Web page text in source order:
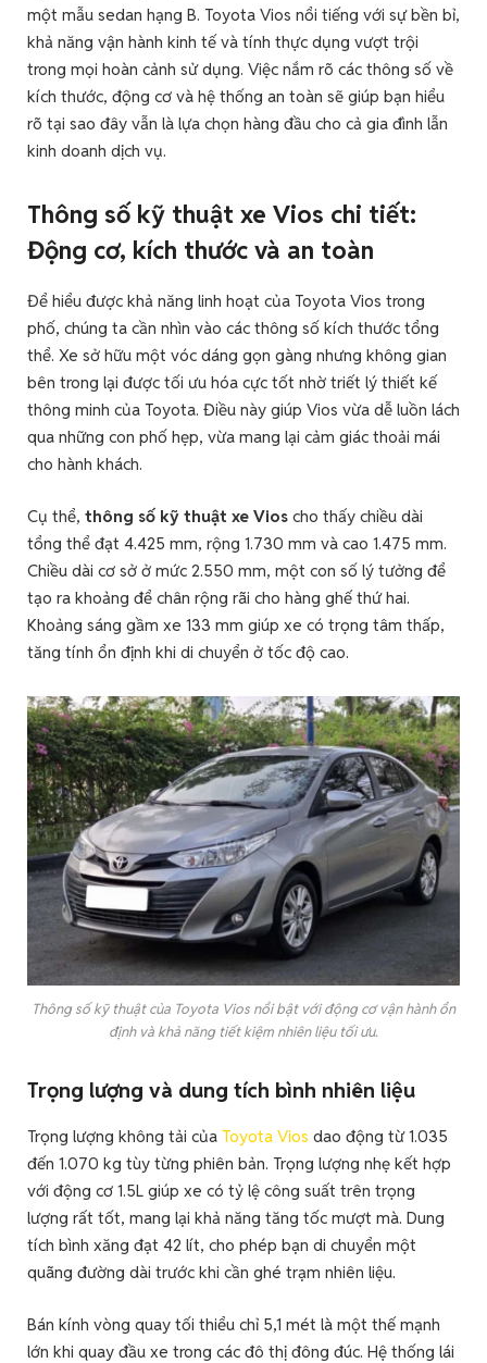
một mẫu sedan hạng B. Toyota Vios nổi tiếng với sự bền bỉ,
khả năng vận hành kinh tế và tính thực dụng vượt trội
trong mọi hoàn cảnh sử dụng. Việc nắm rõ các thông số về
kích thước, động cơ và hệ thống an toàn sẽ giúp bạn hiểu
rõ tại sao đây vẫn là lựa chọn hàng đầu cho cả gia đình lẫn
kinh doanh dịch vụ.
Thông số kỹ thuật xe Vios chi tiết:
Động cơ, kích thước và an toàn
Để hiểu được khả năng linh hoạt của Toyota Vios trong
phố, chúng ta cần nhìn vào các thông số kích thước tổng
thể. Xe sở hữu một vóc dáng gọn gàng nhưng không gian
bên trong lại được tối ưu hóa cực tốt nhờ triết lý thiết kế
thông minh của Toyota. Điều này giúp Vios vừa dễ luồn lách
qua những con phố hẹp, vừa mang lại cảm giác thoải mái
cho hành khách.
Cụ thể, thông số kỹ thuật xe Vios cho thấy chiều dài
tổng thể đạt 4.425 mm, rộng 1.730 mm và cao 1.475 mm.
Chiều dài cơ sở ở mức 2.550 mm, một con số lý tưởng để
tạo ra khoảng để chân rộng rãi cho hàng ghế thứ hai.
Khoảng sáng gầm xe 133 mm giúp xe có trọng tâm thấp,
tăng tính ổn định khi di chuyển ở tốc độ cao.
Thông số kỹ thuật của Toyota Vios nổi bật với động cơ vận hành ổn
định và khả năng tiết kiệm nhiên liệu tối ưu.
Trọng lượng và dung tích bình nhiên liệu
Trọng lượng không tải của Toyota Vios dao động từ 1.035
đến 1.070 kg tùy từng phiên bản. Trọng lượng nhẹ kết hợp
với động cơ 1.5L giúp xe có tỷ lệ công suất trên trọng
lượng rất tốt, mang lại khả năng tăng tốc mượt mà. Dung
tích bình xăng đạt 42 lít, cho phép bạn di chuyển một
quãng đường dài trước khi cần ghé trạm nhiên liệu.
Bán kính vòng quay tối thiểu chỉ 5,1 mét là một thế mạnh
lớn khi quay đầu xe trong các đô thị đông đúc. Hệ thống lái